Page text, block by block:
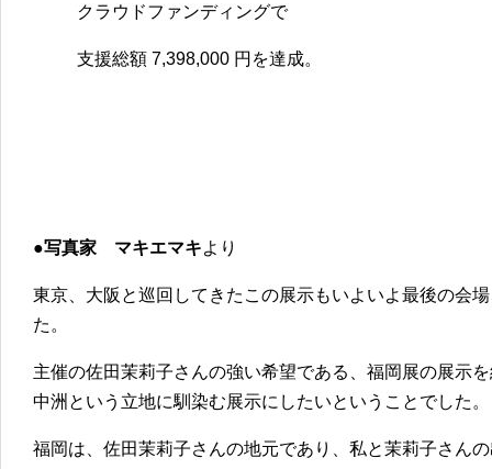
クラウドファンディングで
支援総額 7,398,000 円を達成。
●写真家 マキエマキより
東京、大阪と巡回してきたこの展示もいよいよ最後の会
た。
主催の佐田茉莉子さんの強い希望である、福岡展の展示
中洲という立地に馴染む展示にしたいということでした。
福岡は、佐田茉莉子さんの地元であり、私と茉莉子さん